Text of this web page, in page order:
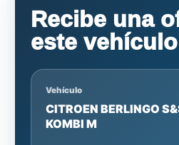
Recibe una
este vehículo
Vehículo
CITROEN BERLINGO
KOMBI M